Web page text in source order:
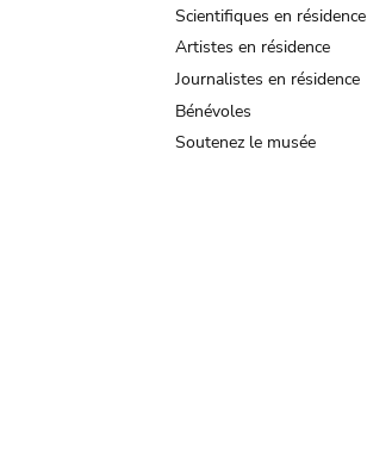
Scientifiques en résidence
Artistes en résidence
Journalistes en résidence
Bénévoles
Soutenez le musée